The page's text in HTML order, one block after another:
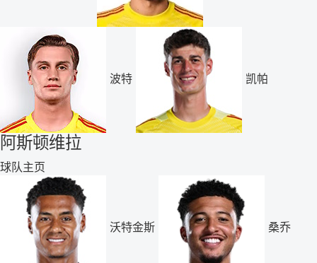
波特 凯帕
阿斯顿维拉
球队主页
沃特金斯 桑乔